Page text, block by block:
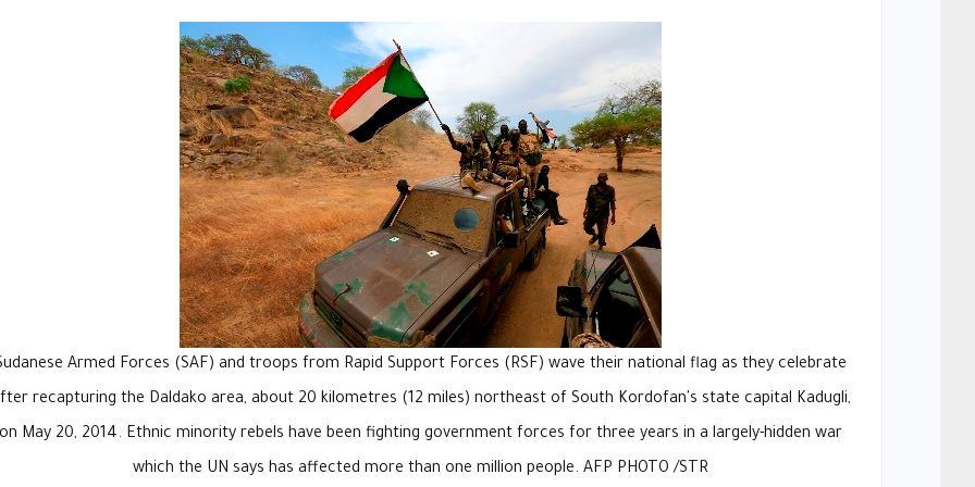
Armed Forces (SAF) and troops from Rapid Support Forces (RSF) wave their national flag as they celebrate
recapturing the Daldako area, about 20 kilometres (12 miles) northeast of South Kordofan's state capital Kadugli,
on May 20, 2014. Ethnic minority rebels have been fighting government forces for three years in a largely-hidden war
which the UN says has affected more than one million people. AFP PHOTO /STR